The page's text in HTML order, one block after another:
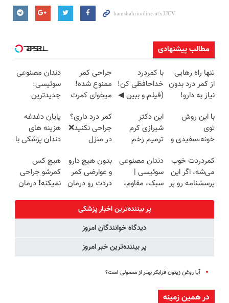
مطالب پیشنهادی
تنها راه رهایی
از کمر درد بدون
نیاز به دارو!
با کمردرد
خداحافظی کن!
(فیلم و ببین ◀
پرکن)
جراحی کمر
ممنوع شده!
میخوای کمرت
درمان کنی؟
((پرسش‌نامه))
دندان مصنوعی
سوئیسی:
جدیدترین
سبک و مقاوم |
پرداخت قسطی
با این روش
توی
خونه،سفیدی و
برگردون
(40%off)
این دکتر
شیرازی کرم
ترمیم زخم
ساخت!!!
کمر درد داری؟
جراحی نکنید❌
در منزل
(◂پرسش‌نامه)
پایان دغدغه
هزینه های
دندان پزشکی با
کننده خانگی
کمردردت خوب
می‌شه، اگر این
پرسشنامه رو پر
دندان مصنوعی
سوئیسی |
سبک، مقاوم،
رایگان+پرداخت
اقساطی😍
بدون هیچ دارو
و عوارضی کمر
دردت رو درمان
(پرسش‌نامه)
هیچ کس
کمرشو جراحی
نمیکنه❗ درمان
(پرسشنامه)
پر بیننده‌ترین اخبار پزشکی
دیدگاه خوانندگان امروز
پر بیننده‌ترین خبر امروز
آیا روغن زیتون فرابکر بهتر از معمولی است؟
در همین زمینه